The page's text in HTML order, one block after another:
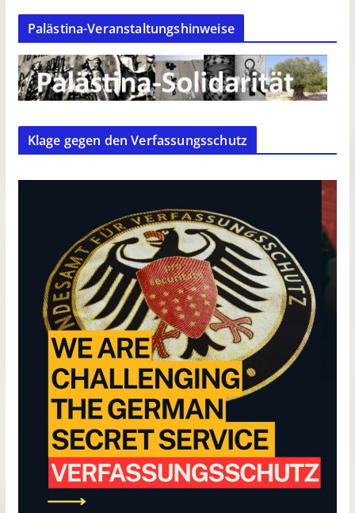
Palästina-Veranstaltungshinweise
Klage gegen den Verfassungsschutz